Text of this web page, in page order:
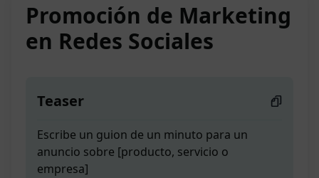
Promoción de Marketing
en Redes Sociales
Teaser
Escribe un guion de un minuto para un
anuncio sobre [producto, servicio o
empresa]